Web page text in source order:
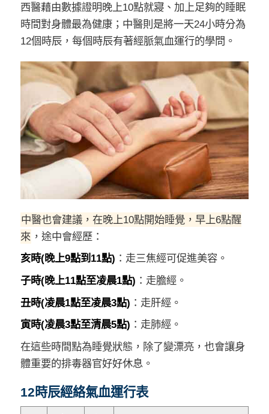
西醫藉由數據證明晚上10點就寢、加上足夠的睡眠
時間對身體最為健康；中醫則是將一天24小時分為
12個時辰，每個時辰有著經脈氣血運行的學問。
中醫也會建議，在晚上10點開始睡覺，早上6點醒
來 ，途中會經歷：
亥時(晚上9點到11點) ：走三焦經可促進美容。
子時(晚上11點至凌晨1點) ：走膽經。
丑時(凌晨1點至凌晨3點) ：走肝經。
寅時(凌晨3點至清晨5點) ：走肺經。
在這些時間點為睡覺狀態，除了變漂亮，也會讓身
體重要的排毒器官好好休息。
12時辰經絡氣血運行表